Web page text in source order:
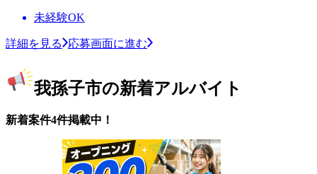
未経験OK
詳細を見る 応募画面に進む
我孫子市の新着アルバイト
新着案件4件掲載中！